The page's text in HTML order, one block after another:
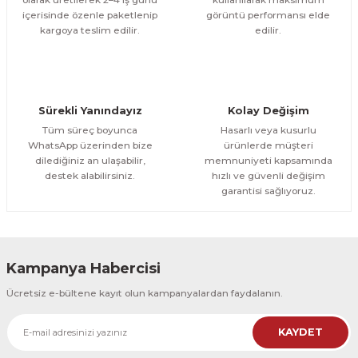
1.000,00 TL
800,00 TL
ÜRÜNÜ İNCELE
%12
800,00 TL %12
Evinemoda
Boho Tarzı Çiçek 3 Parça Ahşap Çerçeveli Tablo ACT
Evinemoda
Vincent Van Gogh Temalı 3 Parça Ahşap Çerçeveli Tablo ACT
1.000,00 TL ÜRÜNÜ İNCELE
içerisinde özenle paketlenip
kargoya teslim edilir.
görüntü performansı elde
edilir.
Sürekli Yanındayız
Tüm süreç boyunca
WhatsApp üzerinden bize
dilediğiniz an ulaşabilir,
destek alabilirsiniz.
Kolay Değişim
Hasarlı veya kusurlu
ürünlerde müşteri
memnuniyeti kapsamında
hızlı ve güvenli değişim
garantisi sağlıyoruz.
Kampanya Habercisi
Ücretsiz e-bültene kayıt olun kampanyalardan faydalanın.
KAYDET